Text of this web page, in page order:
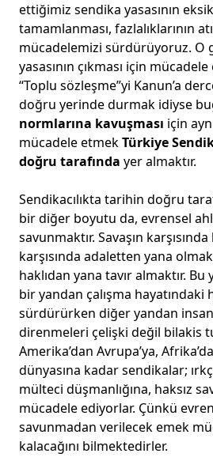
ettiğimiz sendika yasasının
tamamlanması, fazlalıklarının
mücadelemizi sürdürüyoruz. O
yasasının çıkması için
“Toplu sözleşme”yi Kanun’a
doğru yerinde durmak idiyse
normlarına kavuşması için
mücadele etmekTürkiye
doğru tarafında yer almaktır.
Sendikacılıkta tarihin doğru
bir diğer boyutu da, evrensel
savunmaktır. Savaşın
karşısında adaletten yana
haklıdan yana tavır almaktır.
bir yandan çalışma hayatındaki
sürdürürken diğer yandan
direnmeleri çelişki değil bilakis
Amerika’dan Avrupa’ya,
dünyasına kadar sendikalar;
mülteci düşmanlığına, haksız
mücadele ediyorlar. Çünkü
savunmadan verilecek emek
kalacağını bilmektedirler.